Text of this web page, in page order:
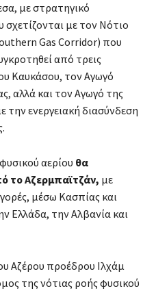
με στρατηγικό
σχετίζονται με τον Νότιο
Gas Corridor) που
από τρεις
Καυκάσου, τον Αγωγό
αλλά και τον Αγωγό της
την ενεργειακή διασύνδεση
αερίου θα
το Αζερμπαϊτζάν, με
μέσω Κασπίας και
Ελλάδα, την Αλβανία και
Αζέρου προέδρου Ιλχάμ
της νότιας ροής φυσικού